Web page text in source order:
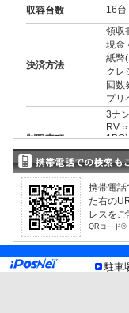
収容台数 16台
決済方法
領収
現金
紙幣
クレ
回数
プリ
制限事項
3ナ
RV ○
外車
改造
お知らせ
提携
[新
[松
携帯電話
た右の
レスをご
QRコード®
駐車